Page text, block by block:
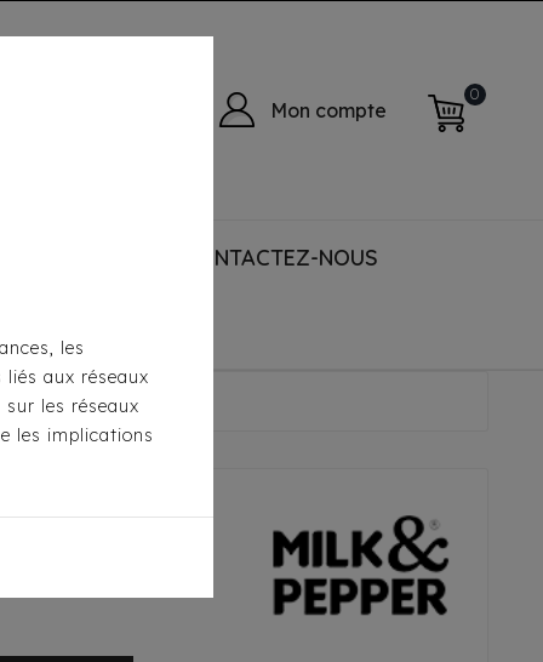
Mon compte
0
CONTACTEZ-NOUS
Thelma
& Pepper
les
aux réseaux
les réseaux
les implications